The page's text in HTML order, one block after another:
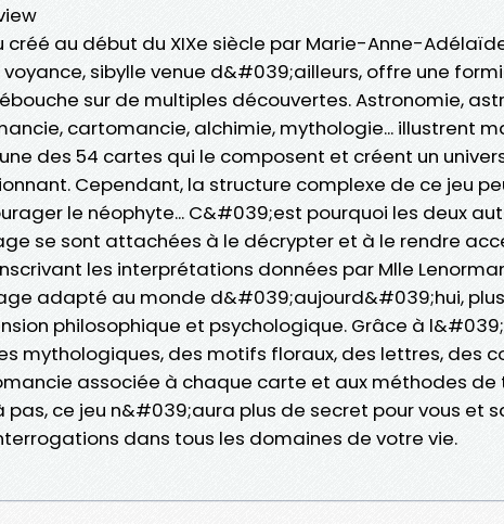
créé au début du XIXe siècle par Marie-Anne-
sibylle venue d&#039;ailleurs, offre une
sur de multiples découvertes. Astronomie,
cartomancie, alchimie, mythologie... illustrent
des 54 cartes qui le composent et créent un
Cependant, la structure complexe de ce jeu
le néophyte... C&#039;est pourquoi les deux
se sont attachées à le décrypter et à le rendre
les interprétations données par Mlle
adapté au monde d&#039;aujourd&#039;hui,
philosophique et psychologique. Grâce à
mythologiques, des motifs floraux, des lettres, des
associée à chaque carte et aux méthodes de
pas, ce jeu n&#039;aura plus de secret pour vous et
dans tous les domaines de votre vie.